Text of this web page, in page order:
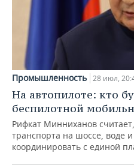
Промышленность 28 июл,
На автопилоте: кто
беспилотной
Рифкат Минниханов
транспорта на шоссе, воде
координировать с единой